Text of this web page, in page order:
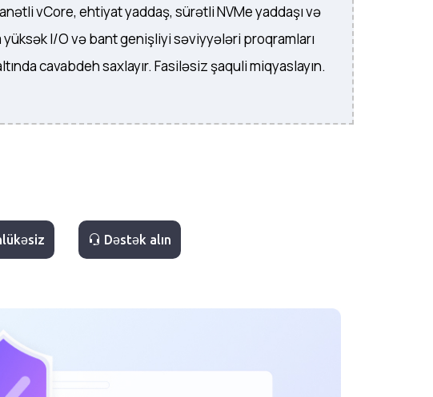
vCore, ehtiyat yaddaş, sürətli NVMe yaddaşı və
yüksək I/O və bant genişliyi səviyyələri proqramları
cavabdeh saxlayır. Fasiləsiz şaquli miqyaslayın.
Dəstək alın